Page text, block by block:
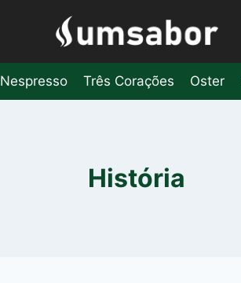
Nespresso Três Corações Oster
História